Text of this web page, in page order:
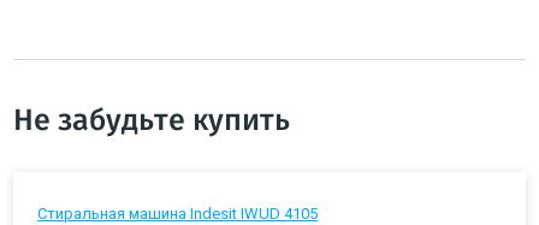
Не забудьте купить
Стиральная машина Indesit IWUD 4105